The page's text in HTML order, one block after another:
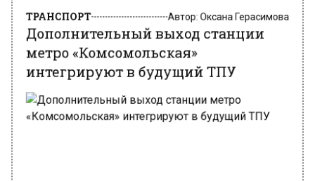
Дополнительный выход станции
метро «Комсомольская»
интегрируют в будущий ТПУ